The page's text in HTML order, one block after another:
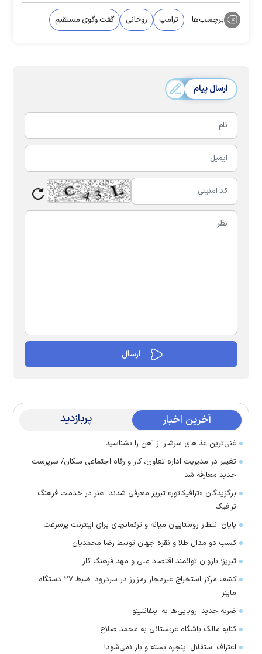
برچسب‌ها: ترامپ روحانی گفت وگوی مستقیم
ارسال پیام
آخرین اخبار پربازدید
غنی‌ترین غذا‌های سرشار از آهن را بشناسید
تغییر در مدیریت اداره تعاون، کار و رفاه اجتماعی ملکان/ سرپرست
جدید معارفه شد
برگزیدگان «ترافیکاتور» تبریز معرفی شدند؛ هنر در خدمت فرهنگ
ترافیک
پایان انتظار روستاییان میانه و ترکمانچای برای اینترنت پرسرعت
کسب دو مدال طلا و نقره جهان توسط رضا محمدیان
تبریز؛ بازوان توانمند اقتصاد ملی و مهد فرهنگ کار
کشف مرکز استخراج غیرمجاز رمزارز در سردرود؛ ضبط ۲۷ دستگاه
ماینر
ضربه جدید اروپایی‌ها به اینفانتینو
کنایه مالک باشگاه عربستانی به محمد صلاح
اعتراف استقلال: پنجره بسته و باز نمی‌شود!